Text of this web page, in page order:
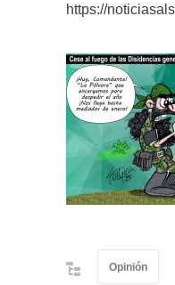
https://
Opinión